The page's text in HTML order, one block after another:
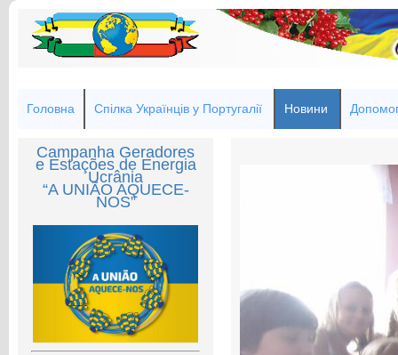
Головна Спілка Українців у Португалії Новини
Campanha Geradores
e Estações de Energia
Ucrânia
“A UNIÃO AQUECE-
NOS”